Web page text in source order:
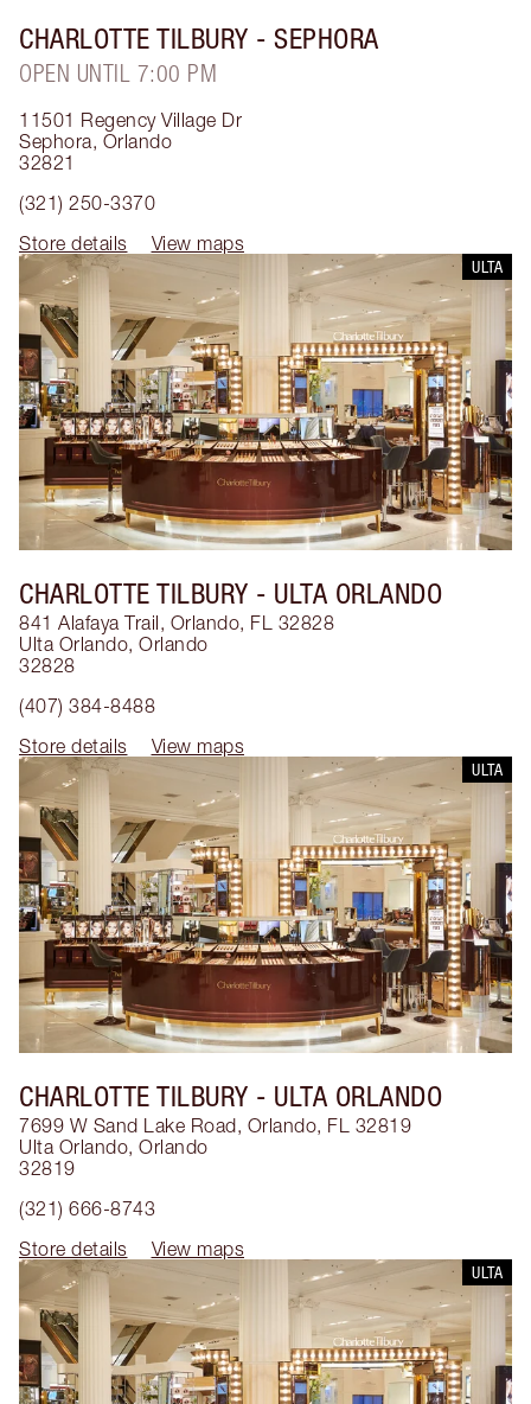
CHARLOTTE TILBURY - SEPHORA
OPEN UNTIL 7:00 PM
11501 Regency Village Dr
Sephora, Orlando
32821
(321) 250-3370
Store details
View maps
ULTA
CHARLOTTE TILBURY - ULTA ORLANDO
841 Alafaya Trail, Orlando, FL 32828
Ulta Orlando, Orlando
32828
(407) 384-8488
Store details
View maps
ULTA
CHARLOTTE TILBURY - ULTA ORLANDO
7699 W Sand Lake Road, Orlando, FL 32819
Ulta Orlando, Orlando
32819
(321) 666-8743
Store details
View maps
ULTA